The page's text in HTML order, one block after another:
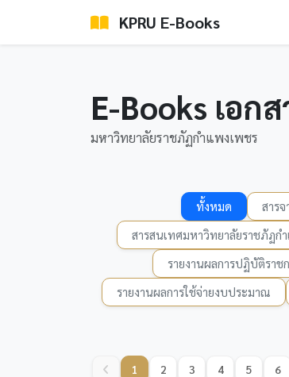
KPRU E-Books
E-Books เอก
มหาวิทยาลัยราชภัฏกำแพงเพชร
ทั้งหมด สารจ
สารสนเทศมหาวิทยาลัยราชภัฏก
รายงานผลการปฏิบัติรา
รายงานผลการใช้จ่ายงบประมาณ
1 2 3 4 5 6